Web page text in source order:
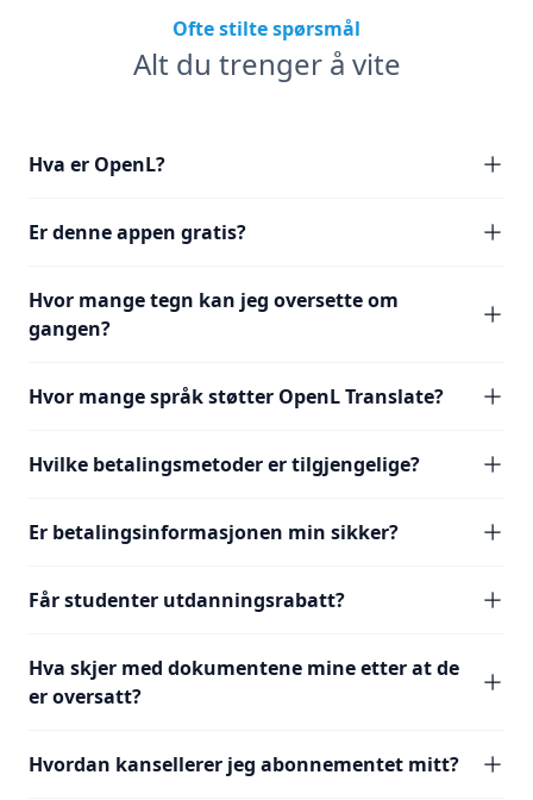
Ofte stilte spørsmål
Alt du trenger å vite
Hva er OpenL?
Er denne appen gratis?
Hvor mange tegn kan jeg oversette om
gangen?
Hvor mange språk støtter OpenL Translate?
Hvilke betalingsmetoder er tilgjengelige?
Er betalingsinformasjonen min sikker?
Får studenter utdanningsrabatt?
Hva skjer med dokumentene mine etter at de
er oversatt?
Hvordan kansellerer jeg abonnementet mitt?